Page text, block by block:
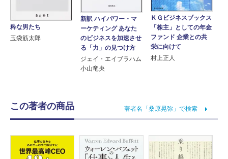
粋な男たち
玉袋筋太郎
新訳 ハイパワー・マ
ーケティング あなた
のビジネスを加速させ
る「力」の見つけ方
ジェイ・エイブラハム
小山竜央
ＫＧビジネスブックス
「株主」としての年金
ファンド 企業との共
栄に向けて
村上正人
この著者の商品 著者名「桑原晃弥」で検索